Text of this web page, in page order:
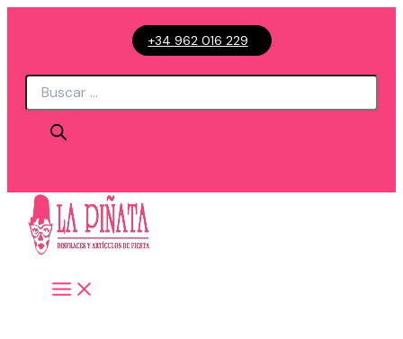
+34 962 016 229
Búsqueda